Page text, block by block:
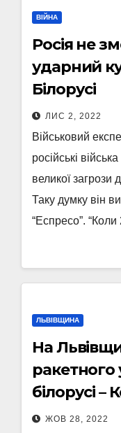
ВІЙНА
Росія не
ударний
Білорусі
ЛИС 2, 2022
Військовий
російські
великої загрози
Таку думку він
“Еспресо”.
ЛЬВІВЩИНА
На
ракетного
білорусі –
ЖОВ 28, 2022